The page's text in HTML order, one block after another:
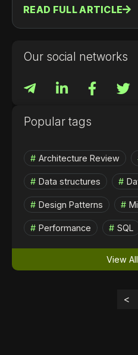
READ FULL ARTICLE
Our social networks
Popular tags
Architecture Review
Data structures
Design Patterns
Performance SQL
View
<